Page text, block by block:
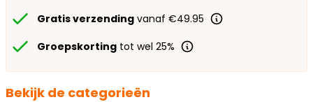
Gratis verzending vanaf €49.95
Groepskorting tot wel 25%
Bekijk de categorieën